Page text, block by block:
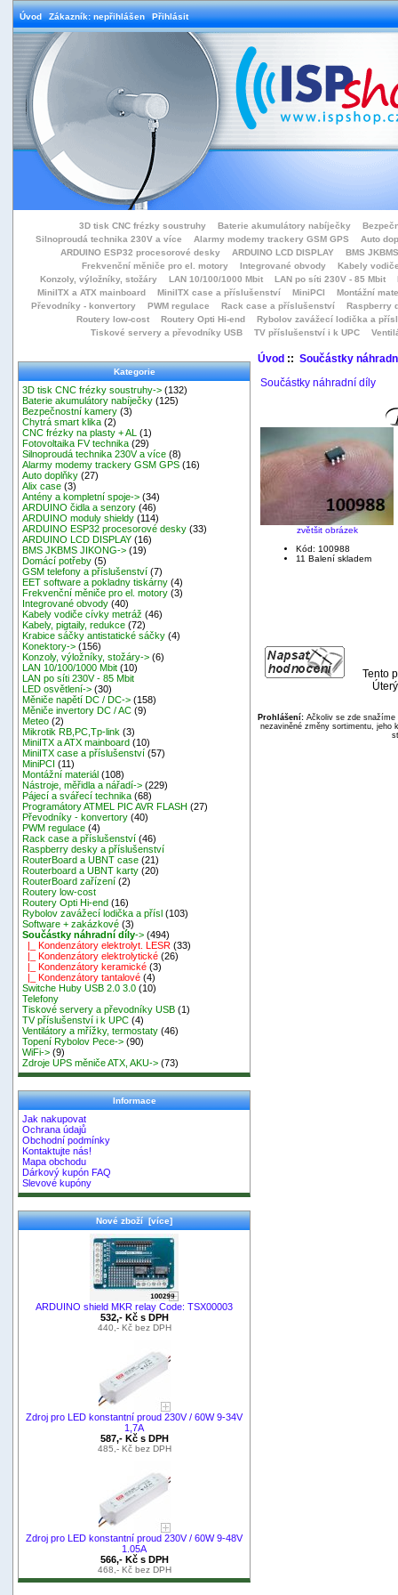
Úvod Zákazník: nepřihlášen Přihlásit
3D tisk CNC frézky soustruhy Baterie akumulátory nabíječky
Silnoproudá technika 230V a více
Alarmy modemy trackery GSM GPS
Auto
ARDUINO ESP32 procesorové desky
ARDUINO LCD DISPLAY
BMS
Frekvenční měniče pro el. motory
Integrované obvody
Kabely
Konzoly, výložníky, stožáry
LAN 10/100/1000 Mbit LAN po síti 230V - 85 Mbit
MiniITX a ATX mainboard
MiniITX case a příslušenství MiniPCI
Montážní
Převodníky - konvertory
PWM regulace Rack case a příslušenství
Raspberry
Routery low-cost
Routery Opti Hi-end
Rybolov zavážecí lodička a přísl
Tiskové servery a převodníky USB
TV příslušenství i k UPC
Kategorie
3D tisk CNC frézky soustruhy-> (132)
Baterie akumulátory nabíječky (125)
Bezpečnostní kamery (3)
Chytrá smart klika (2)
CNC frézky na plasty + AL
(1)
Fotovoltaika FV technika (29)
Silnoproudá technika 230V a více (8)
Alarmy modemy trackery GSM GPS (16)
Auto doplňky (27)
Alix case (3)
Antény a kompletní spoje-> (34)
ARDUINO čidla a senzory (46)
ARDUINO moduly shieldy (114)
ARDUINO ESP32 procesorové desky (33)
ARDUINO LCD DISPLAY (16)
BMS JKBMS JIKONG-> (19)
Domácí potřeby (5)
GSM telefony a příslušenství (7)
EET software a pokladny tiskárny (4)
Frekvenční měniče pro el. motory (3)
Integrované obvody (40)
Kabely vodiče cívky metráž (46)
Kabely, pigtaily, redukce (72)
Krabice sáčky antistatické sáčky (4)
Konektory-> (156)
Konzoly, výložníky, stožáry-> (6)
LAN 10/100/1000 Mbit (10)
LAN po síti 230V - 85 Mbit
LED osvětlení-> (30)
Měniče napětí DC / DC-> (158)
Měniče invertory DC / AC (9)
Meteo (2)
Mikrotik RB,PC,Tp-link (3)
MiniITX a ATX mainboard (10)
MiniITX case a příslušenství (57)
MiniPCI (11)
Montážní materiál (108)
Nástroje, měřidla a nářadí-> (229)
Pájecí a svářecí technika (68)
Programátory ATMEL PIC AVR FLASH (27)
Převodníky - konvertory (40)
PWM regulace (4)
Rack case a příslušenství (46)
Raspberry desky a příslušenství
RouterBoard a UBNT case (21)
Routerboard a UBNT karty (20)
RouterBoard zařízení (2)
Routery low-cost
Routery Opti Hi-end (16)
Rybolov zavážecí lodička a přísl (103)
Software + zakázkové (3)
Součástky náhradní díly-> (494)
|_ Kondenzátory elektrolyt. LESR (33)
|_ Kondenzátory elektrolytické (26)
|_ Kondenzátory keramické (3)
|_ Kondenzátory tantalové (4)
Switche Huby USB 2.0 3.0 (10)
Telefony
Tiskové servery a převodníky USB (1)
TV příslušenství i k UPC (4)
Ventilátory a mřížky, termostaty (46)
Topení Rybolov Pece-> (90)
WiFi-> (9)
Zdroje UPS měniče ATX, AKU-> (73)
Informace
Jak nakupovat
Ochrana údajů
Obchodní podmínky
Kontaktujte nás!
Mapa obchodu
Dárkový kupón FAQ
Slevové kupóny
Nové zboží [více]
ARDUINO shield MKR relay Code: TSX00003
532,- Kč s DPH
440,- Kč bez DPH
Zdroj pro LED konstantní proud 230V / 60W 9-34V
1,7A
587,- Kč s DPH
485,- Kč bez DPH
Zdroj pro LED konstantní proud 230V / 60W 9-48V
1.05A
566,- Kč s DPH
468,- Kč bez DPH
Úvod:: Součástky
Součástky náhradní díly
zvětšit obrázek
Kód: 100988
11 Balení skladem
Tento
Prohlášení:Ačkoliv se zde snažíme
nezaviněné změny sortimentu, jeho